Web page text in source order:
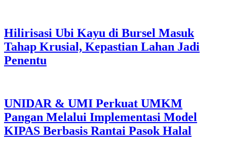
Hilirisasi Ubi Kayu di Bursel Masuk
Tahap Krusial, Kepastian Lahan Jadi
Penentu
UNIDAR & UMI Perkuat UMKM
Pangan Melalui Implementasi Model
KIPAS Berbasis Rantai Pasok Halal